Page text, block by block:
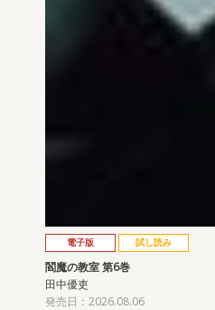
電子版 試し読み
閻魔の教室 第6巻
田中優吏
発売日：2026.08.06